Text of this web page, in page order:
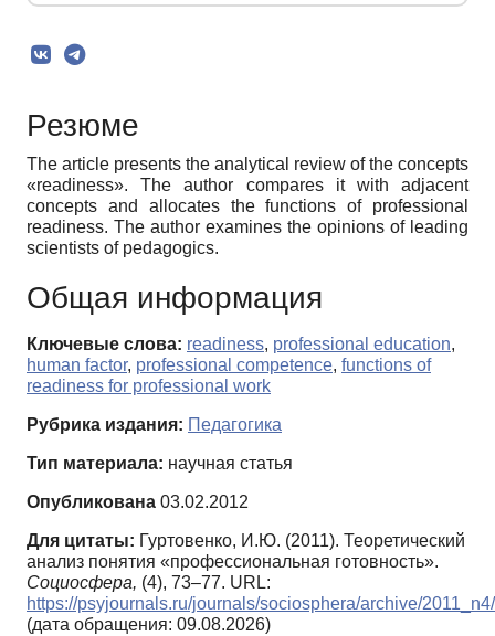
Резюме
The article presents the analytical review of the concepts
«readiness». The author compares it with adjacent
concepts and allocates the functions of professional
readiness. The author examines the opinions of leading
scientists of pedagogics.
Общая информация
Ключевые слова: readiness, professional education,
human factor, professional competence, functions of
readiness for professional work
Рубрика издания: Педагогика
Тип материала: научная статья
Опубликована 03.02.2012
Для цитаты: Гуртовенко, И.Ю. (2011). Теоретический
анализ понятия «профессиональная готовность».
Социосфера, (4), 73–77. URL:
https://psyjournals.ru/journals/sociosphera/archive/
(дата обращения: 09.08.2026)